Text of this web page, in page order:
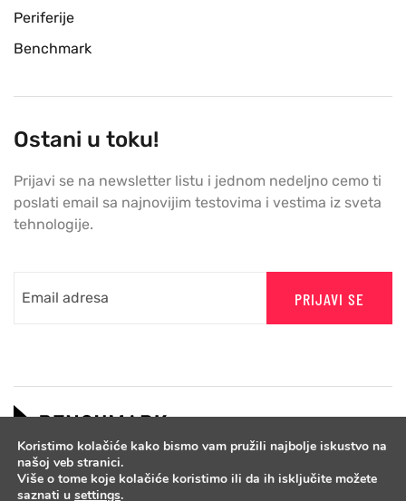
Periferije
Benchmark
Ostani u toku!
Prijavi se na newsletter listu i jednom nedeljno cemo ti
poslati email sa najnovijim testovima i vestima iz sveta
tehnologije.
PRIJAVI SE
Koristimo kolačiće kako bismo vam pružili najbolje iskustvo na
našoj veb stranici.
Više o tome koje kolačiće koristimo ili da ih isključite možete
saznati u settings.